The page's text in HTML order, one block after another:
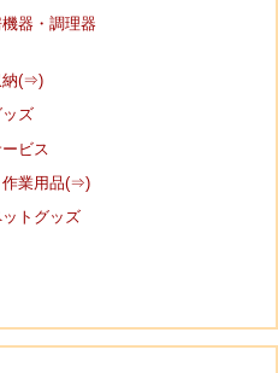
器・調理器
納(⇒)
ズ
ビス
作業用品(⇒)
トグッズ